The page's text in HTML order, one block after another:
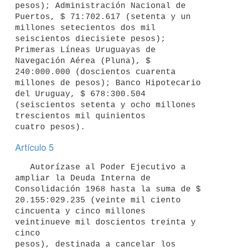
pesos); Administración Nacional de
Puertos, $ 71:702.617 (setenta y un
millones setecientos dos mil
seiscientos diecisiete pesos);
Primeras Líneas Uruguayas de
Navegación Aérea (Pluna), $
240:000.000 (doscientos cuarenta
millones de pesos); Banco Hipotecario
del Uruguay, $ 678:300.504
(seiscientos setenta y ocho millones
trescientos mil quinientos
Artículo 5
ampliar la Deuda Interna de
Consolidación 1968 hasta la suma de $
20.155:029.235 (veinte mil ciento
cincuenta y cinco millones
veintinueve mil doscientos treinta y
cinco
pesos), destinada a cancelar los